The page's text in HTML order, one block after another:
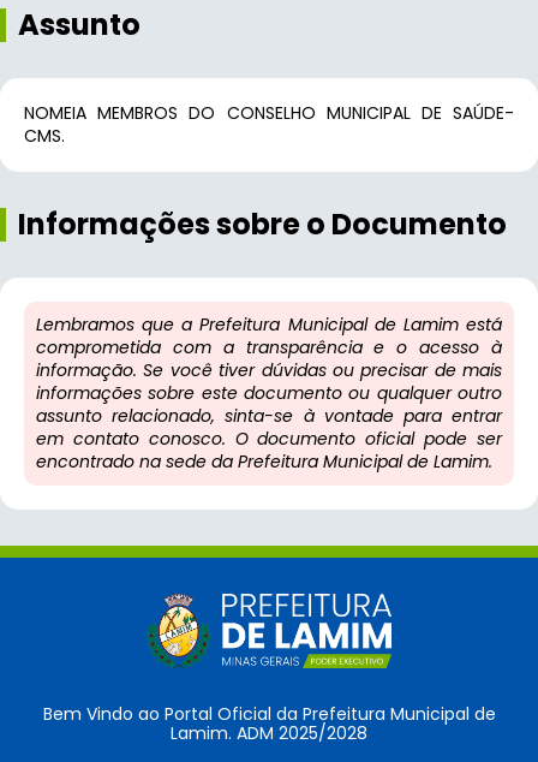
Assunto
NOMEIA MEMBROS DO CONSELHO MUNICIPAL DE SAÚDE-
CMS.
Informações sobre o Documento
Lembramos que a Prefeitura Municipal de Lamim está
comprometida com a transparência e o acesso à
informação. Se você tiver dúvidas ou precisar de mais
informações sobre este documento ou qualquer outro
assunto relacionado, sinta-se à vontade para entrar
em contato conosco. O documento oficial pode ser
encontrado na sede da Prefeitura Municipal de Lamim.
Bem Vindo ao Portal Oficial da Prefeitura Municipal de
Lamim. ADM 2025/2028